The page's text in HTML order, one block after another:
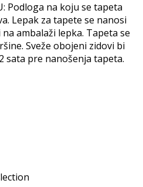
Podloga na koju se tapeta
Lepak za tapete se nanosi
ambalaži lepka. Tapeta se
Sveže obojeni zidovi bi
pre nanošenja tapeta.